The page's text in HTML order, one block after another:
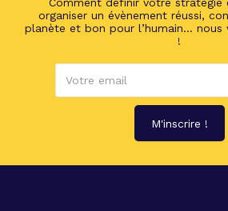
Comment définir votre stratégie
organiser un évènement réussi,
planète et bon pour l’humain...
!